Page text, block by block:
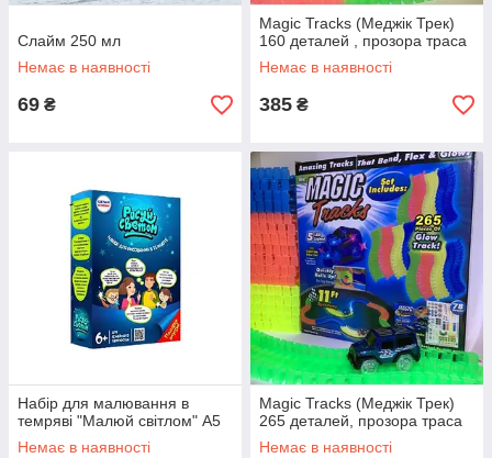
Слайм 250 мл
Немає в наявності
69 ₴
Magic Tracks (Меджік Трек)
160 деталей , прозора траса
Немає в наявності
385 ₴
Набір для малювання в
темряві "Малюй світлом" A5
Немає в наявності
Magic Tracks (Меджік Трек)
265 деталей, прозора траса
Немає в наявності